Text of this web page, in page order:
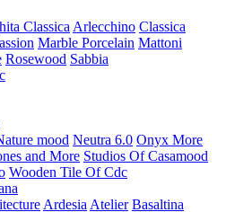
Classica Arlecchino Classica
Marble Porcelain Mattoni
Rosewood Sabbia
mood Neutra 6.0 Onyx More
and More Studios Of Casamood
Wooden Tile Of Cdc
Ardesia Atelier Basaltina